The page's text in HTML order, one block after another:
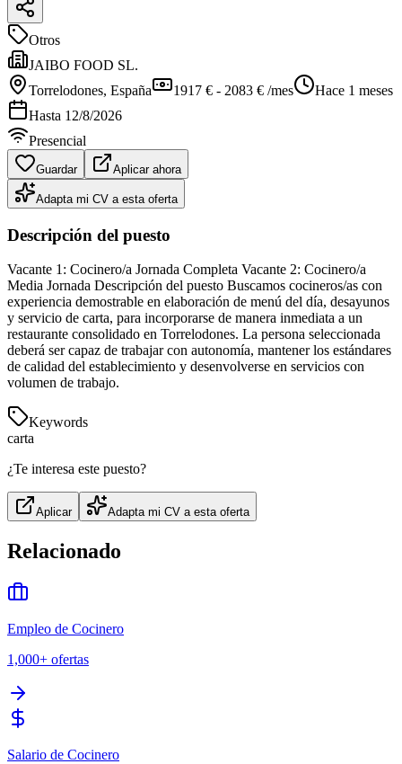
Otros
JAIBO FOOD SL.
Torrelodones, España 1917 € - 2083 € /mes
Hace 1 meses
Hasta 12/8/2026
Presencial
Guardar Aplicar ahora
Adapta mi CV a esta oferta
Descripción del puesto
Vacante 1: Cocinero/a Jornada Completa Vacante 2: Cocinero/a
Media Jornada Descripción del puesto Buscamos cocineros/as con
experiencia demostrable en elaboración de menú del día, desayunos
y servicio de carta, para incorporarse de manera inmediata a un
restaurante consolidado en Torrelodones. La persona seleccionada
deberá ser capaz de trabajar con autonomía, mantener los estándares
de calidad del establecimiento y desenvolverse en servicios con
volumen de trabajo.
Keywords
carta
¿Te interesa este puesto?
Aplicar Adapta mi CV a esta oferta
Relacionado
Empleo de Cocinero
1,000+ ofertas
Salario de Cocinero